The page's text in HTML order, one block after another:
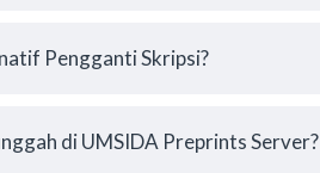
Pengganti Skripsi?
di UMSIDA Preprints Server?